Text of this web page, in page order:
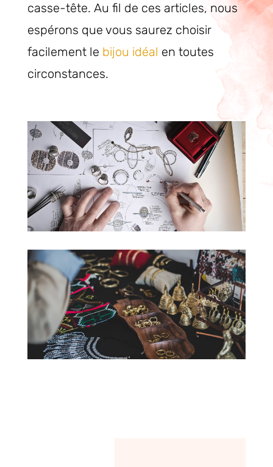
casse-tête. Au fil de ces articles, nous
espérons que vous saurez choisir
facilement le bijou idéal en toutes
circonstances.